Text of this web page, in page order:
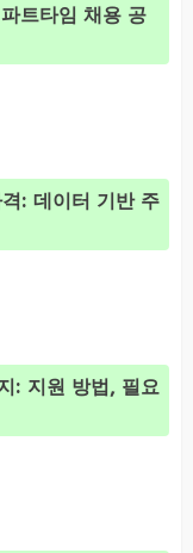
트타임 채용 공
: 데이터 기반 주
: 지원 방법, 필요